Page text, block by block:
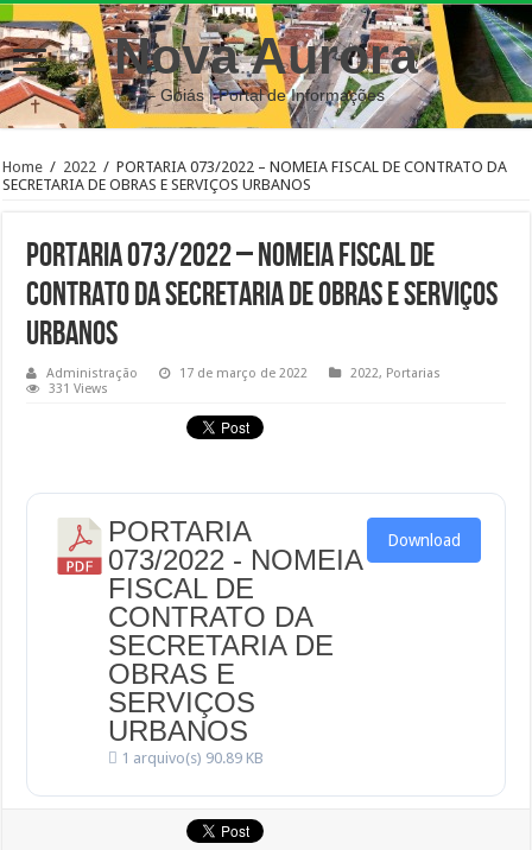
Nova Aurora
– Goiás | Portal de Informações
Home / 2022 / PORTARIA 073/2022 – NOMEIA FISCAL DE CONTRATO DA
SECRETARIA DE OBRAS E SERVIÇOS URBANOS
PORTARIA 073/2022 – NOMEIA FISCAL DE
CONTRATO DA SECRETARIA DE OBRAS E SERVIÇOS
URBANOS
Administração 17 de março de 2022 2022, Portarias
331 Views
PORTARIA
073/2022 - NOMEIA
FISCAL DE
CONTRATO DA
SECRETARIA DE
OBRAS E
SERVIÇOS
URBANOS
1 arquivo(s) 90.89 KB
Download